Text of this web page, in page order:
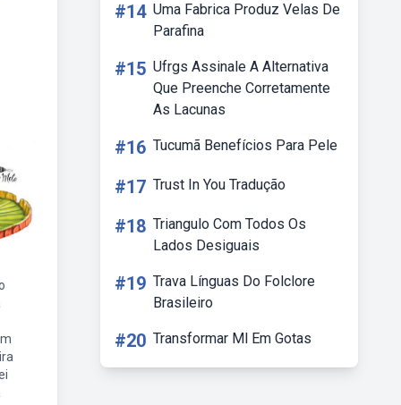
#14 Uma Fabrica Produz Velas De
Parafina
#15 Ufrgs Assinale A Alternativa
Que Preenche Corretamente
As Lacunas
#16 Tucumã Benefícios Para Pele
#17 Trust In You Tradução
#18 Triangulo Com Todos Os
Lados Desiguais
#19 Trava Línguas Do Folclore
Brasileiro
#20 Transformar Ml Em Gotas